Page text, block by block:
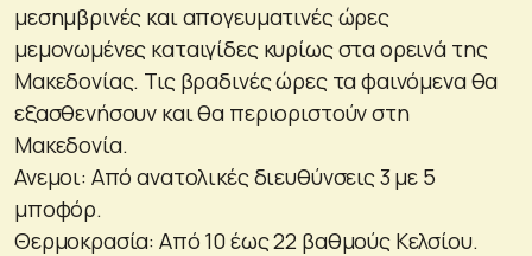
μεσημβρινές και απογευματινές ώρες
μεμονωμένες καταιγίδες κυρίως στα ορεινά της
Μακεδονίας. Τις βραδινές ώρες τα φαινόμενα θα
εξασθενήσουν και θα περιοριστούν στη
Μακεδονία.
Ανεμοι: Από ανατολικές διευθύνσεις 3 με 5
μποφόρ.
Θερμοκρασία: Από 10 έως 22 βαθμούς Κελσίου.